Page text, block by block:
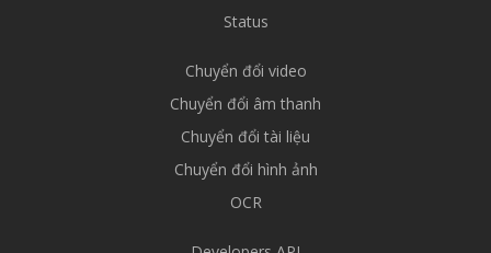
Status
Chuyển đổi video
Chuyển đổi âm thanh
Chuyển đổi tài liệu
Chuyển đổi hình ảnh
OCR